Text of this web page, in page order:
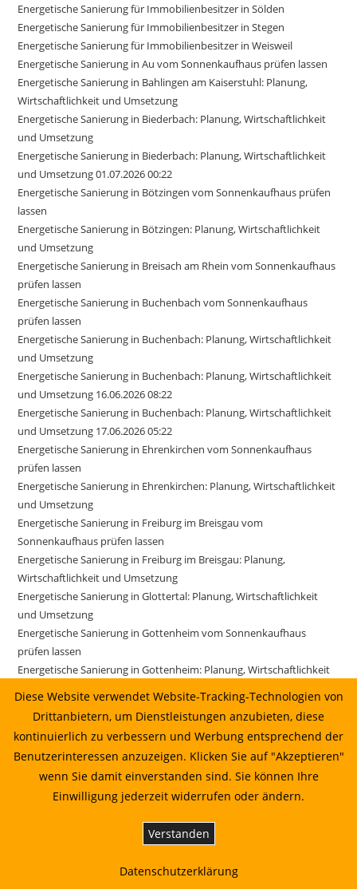
Energetische Sanierung für Immobilienbesitzer in Sölden
Energetische Sanierung für Immobilienbesitzer in Stegen
Energetische Sanierung für Immobilienbesitzer in Weisweil
Energetische Sanierung in Au vom Sonnenkaufhaus prüfen lassen
Energetische Sanierung in Bahlingen am Kaiserstuhl: Planung,
Wirtschaftlichkeit und Umsetzung
Energetische Sanierung in Biederbach: Planung, Wirtschaftlichkeit
und Umsetzung
Energetische Sanierung in Biederbach: Planung, Wirtschaftlichkeit
und Umsetzung 01.07.2026 00:22
Energetische Sanierung in Bötzingen vom Sonnenkaufhaus prüfen
lassen
Energetische Sanierung in Bötzingen: Planung, Wirtschaftlichkeit
und Umsetzung
Energetische Sanierung in Breisach am Rhein vom Sonnenkaufhaus
prüfen lassen
Energetische Sanierung in Buchenbach vom Sonnenkaufhaus
prüfen lassen
Energetische Sanierung in Buchenbach: Planung, Wirtschaftlichkeit
und Umsetzung
Energetische Sanierung in Buchenbach: Planung, Wirtschaftlichkeit
und Umsetzung 16.06.2026 08:22
Energetische Sanierung in Buchenbach: Planung, Wirtschaftlichkeit
und Umsetzung 17.06.2026 05:22
Energetische Sanierung in Ehrenkirchen vom Sonnenkaufhaus
prüfen lassen
Energetische Sanierung in Ehrenkirchen: Planung, Wirtschaftlichkeit
und Umsetzung
Energetische Sanierung in Freiburg im Breisgau vom
Sonnenkaufhaus prüfen lassen
Energetische Sanierung in Freiburg im Breisgau: Planung,
Wirtschaftlichkeit und Umsetzung
Energetische Sanierung in Glottertal: Planung, Wirtschaftlichkeit
und Umsetzung
Energetische Sanierung in Gottenheim vom Sonnenkaufhaus
prüfen lassen
Energetische Sanierung in Gottenheim: Planung, Wirtschaftlichkeit
Energetische Sanierung in Gundelfingen vom Sonnenkaufhaus
prüfen lassen
Energetische Sanierung in Gundelfingen: Planung, Wirtschaftlichkeit
und Umsetzung
Energetische Sanierung in Gutach im Breisgau vom
Sonnenkaufhaus prüfen lassen
Wirtschaftlichkeit und Umsetzung
Diese Website verwendet Website-Tracking-Technologien von
Drittanbietern, um Dienstleistungen anzubieten, diese
kontinuierlich zu verbessern und Werbung entsprechend der
Benutzerinteressen anzuzeigen. Klicken Sie auf "Akzeptieren"
wenn Sie damit einverstanden sind. Sie können Ihre
Einwilligung jederzeit widerrufen oder ändern.
Verstanden
Datenschutzerklärung